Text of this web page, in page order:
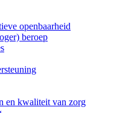
openbaarheid
beroep
en kwaliteit van zorg